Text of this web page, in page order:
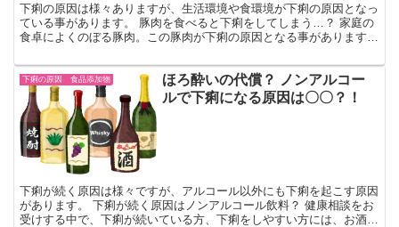
下痢の原因は様々ありますが、生活環境や食環境が下痢の原因となっ
ている事があります。 豚肉を食べると下痢をしてしまう…？ 家庭の
食卓によくのぼる豚肉。この豚肉が下痢の原因となる事があります。
下痢の原因 食品添加物
ほろ酔いの代償？ ノンアルコー
ルで下痢になる原因は〇〇？！
下痢が続く原因は様々ですが、アルコール以外にも下痢を起こす原因
があります。 下痢が続く原因はノンアルコール飲料？ 健康相談をお
受けする中で、下痢が続いている方、下痢をしやすい方には、お酒は